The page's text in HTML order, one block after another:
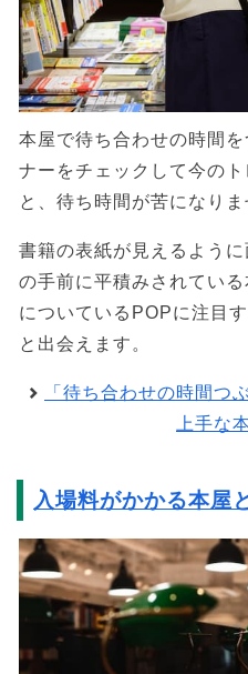
本屋で待ち合わせの時間
ナーをチェックして今の
と、待ち時間が苦になりま
書籍の表紙が見えるよう
の手前に平積みされてい
についているPOPに注目
と出会えます。
「待ち合わせの時間つ
上手な
入場料がかかる本屋